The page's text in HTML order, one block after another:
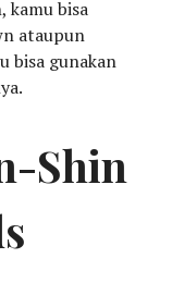
kamu bisa
ataupun
bisa gunakan
Shin